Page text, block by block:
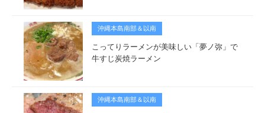
沖縄本島南部＆以南
こってりラーメンが美味しい「夢ノ弥」で
牛すじ炭焼ラーメン
沖縄本島南部＆以南